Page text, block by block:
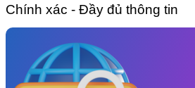
Chính xác - Đầy đủ thông tin